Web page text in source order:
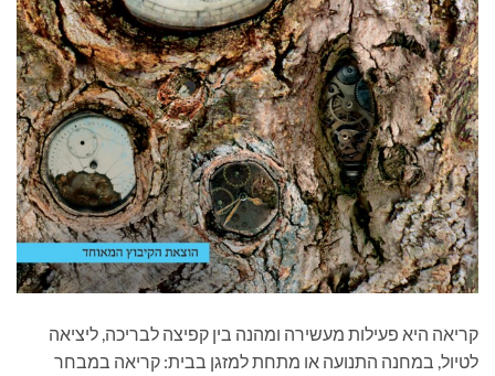
קריאה היא פעילות מעשירה ומהנה בין קפיצה לבריכה, ליציאה
לטיול, במחנה התנועה או מתחת למזגן בבית: קריאה במבחר